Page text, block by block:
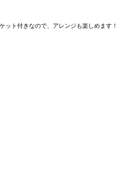
ト付きなので、アレンジも楽しめます！